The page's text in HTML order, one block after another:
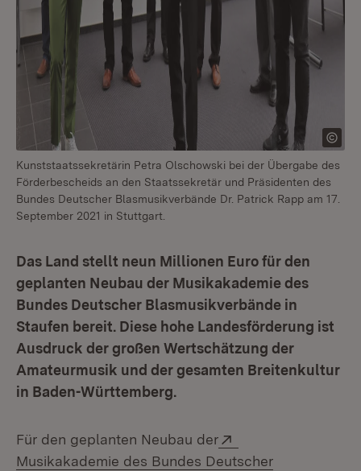
Kunststaatssekretärin Petra Olschowski bei der Übergabe des
Förderbescheids an den Staatssekretär und Präsidenten des
Bundes Deutscher Blasmusikverbände Dr. Patrick Rapp am 17.
September 2021 in Stuttgart.
Das Land stellt neun Millionen Euro für den
geplanten Neubau der Musikakademie des
Bundes Deutscher Blasmusikverbände in
Staufen bereit. Diese hohe Landesförderung ist
Ausdruck der großen Wertschätzung der
Amateurmusik und der gesamten Breitenkultur
in Baden-Württemberg.
Für den geplanten Neubau der
Musikakademie des Bundes Deutscher